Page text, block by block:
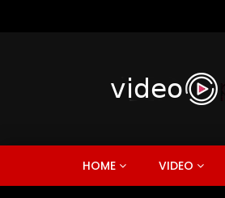
HOME VIDEO